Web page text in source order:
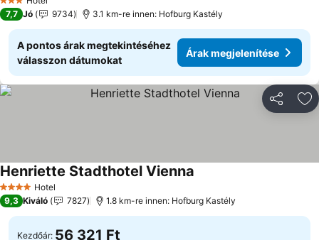
3 Kategória
7,7 Jó 9734 3.1 km-re innen: Hofburg Kastély
A pontos árak megtekintéséhez
válasszon dátumokat
Árak megjelenítése
4 KategóriaHotel
Henriette Stadthotel Vienna
9,3 Kiváló 7827 1.8 km-re innen: Hofburg Kastély
Kezdőár: 56 321 Ft